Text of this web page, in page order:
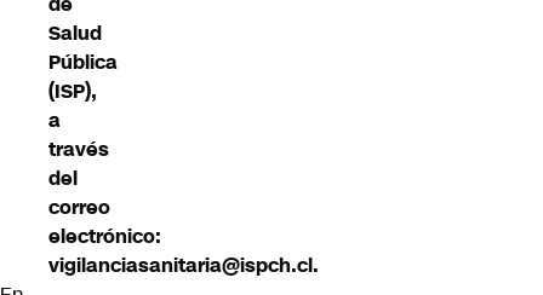
Salud
Pública
(ISP),
a
través
del
correo
electrónico:
vigilanciasanitaria@ispch.cl.